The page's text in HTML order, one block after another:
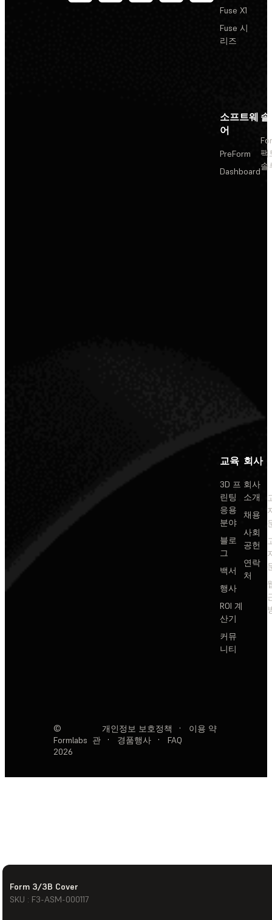
Form 3/3B Cover
SKU : F3-ASM-000117
Fuse X1
Fuse 시
리즈
소프트웨
어
PreForm
Dashboard
팩
솔
교육
3D 프
린팅
응용
분야
블로
그
백서
행사
ROI 계
산기
커뮤
니티
회사
회사
소개
채용
사회
공헌
연락
처
©
Formlabs
2026
개인정보 보호정책 ·
이용 약
관
· 경품행사 · FAQ